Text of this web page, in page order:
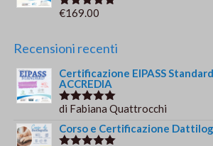
Valutato
€169.00
Recensioni recenti
Certificazione EIPASS
ACCREDIA
Valutato5
di Fabiana Quattrocchi
Corso e Certificazione